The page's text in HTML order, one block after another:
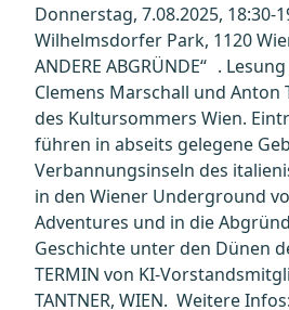
Donnerstag, 7.08.2025, 18:30-
Wilhelmsdorfer Park, 1120
ANDERE ABGRÜNDE“ .
Clemens Marschall und Anton
des Kultursommers Wien.
führen in abseits gelegene
Verbannungsinseln des
in den Wiener Underground
Adventures und in die
Geschichte unter den Dünen
TERMIN von KI-
TANTNER, WIEN. Weitere Infos: